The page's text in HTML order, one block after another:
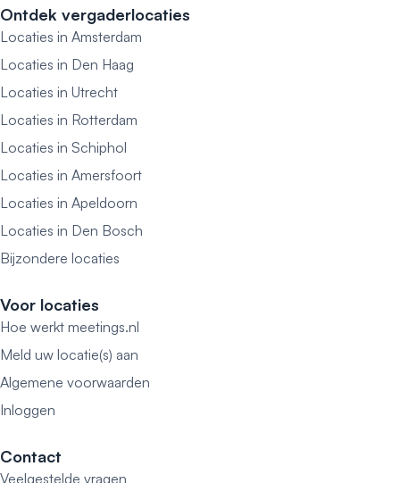
Ontdek vergaderlocaties
Locaties in Amsterdam
Locaties in Den Haag
Locaties in Utrecht
Locaties in Rotterdam
Locaties in Schiphol
Locaties in Amersfoort
Locaties in Apeldoorn
Locaties in Den Bosch
Bijzondere locaties
Voor locaties
Hoe werkt meetings.nl
Meld uw locatie(s) aan
Algemene voorwaarden
Inloggen
Contact
Veelgestelde vragen